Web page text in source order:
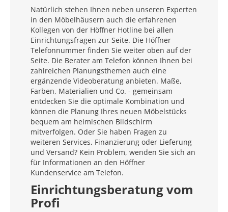
Natürlich stehen Ihnen neben unseren Experten
in den Möbelhäusern auch die erfahrenen
Kollegen von der Höffner Hotline bei allen
Einrichtungsfragen zur Seite. Die Höffner
Telefonnummer finden Sie weiter oben auf der
Seite. Die Berater am Telefon können Ihnen bei
zahlreichen Planungsthemen auch eine
ergänzende Videoberatung anbieten. Maße,
Farben, Materialien und Co. - gemeinsam
entdecken Sie die optimale Kombination und
können die Planung Ihres neuen Möbelstücks
bequem am heimischen Bildschirm
mitverfolgen. Oder Sie haben Fragen zu
weiteren Services, Finanzierung oder Lieferung
und Versand? Kein Problem, wenden Sie sich an
für Informationen an den Höffner
Kundenservice am Telefon.
Einrichtungsberatung vom
Profi